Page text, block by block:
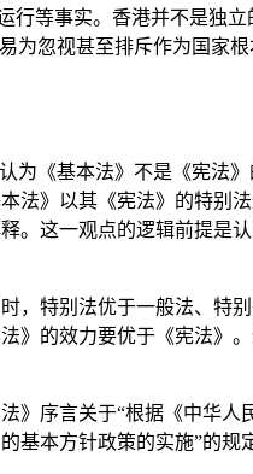
等事实。香港并不是独
忽视甚至排斥作为国家
《基本法》不是《宪法
》以其《宪法》的特别
。这一观点的逻辑前提是
特别法优于一般法、特
》的效力要优于《宪法》
序言关于“根据《中华人
基本方针政策的实施”的